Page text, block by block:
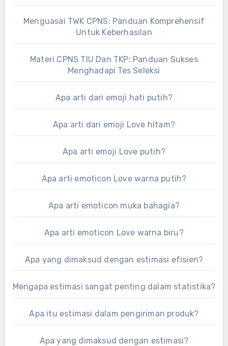
Menguasai TWK CPNS: Panduan Komprehensif
Untuk Keberhasilan
Materi CPNS TIU Dan TKP: Panduan Sukses
Menghadapi Tes Seleksi
Apa arti dari emoji hati putih?
Apa arti dari emoji Love hitam?
Apa arti emoji Love putih?
Apa arti emoticon Love warna putih?
Apa arti emoticon muka bahagia?
Apa arti emoticon Love warna biru?
Apa yang dimaksud dengan estimasi efisien?
Mengapa estimasi sangat penting dalam statistika?
Apa itu estimasi dalam pengiriman produk?
Apa yang dimaksud dengan estimasi?